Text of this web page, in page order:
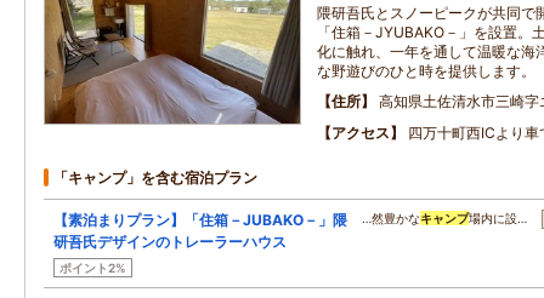
隈研吾氏とスノーピークが共同で
「住箱－JYUBAKO－」を設置。
化に触れ、一年を通して温暖な海
な野遊びのひと時を提供します。
住所
高知県土佐清水市三崎
アクセス
四万十町西ICより
「キャンプ」を含む宿泊プラン
【素泊まりプラン】「住箱－JUBAKO－」隈
研吾氏デザインのトレーラーハウス
ポイント2%
…然豊かなキャンプ場内に設…